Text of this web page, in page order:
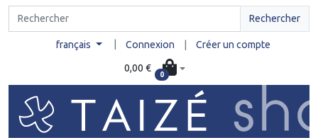
Rechercher
français Connexion Créer un compte
0,00 €
0